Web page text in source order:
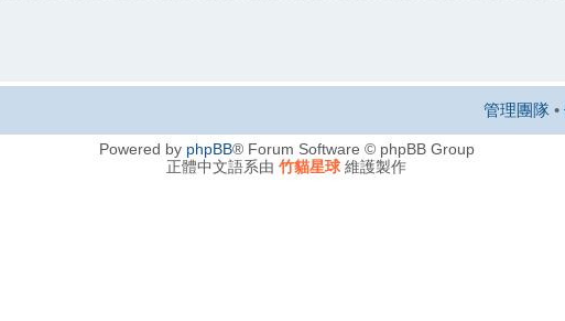
管理團隊 •
Powered by phpBB® Forum Software © phpBB Group
正體中文語系由 竹貓星球 維護製作